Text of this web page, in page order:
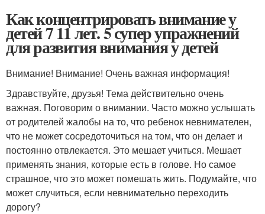
Как концентрировать внимание у
детей 7 11 лет. 5 супер упражнений
для развития внимания у детей
Внимание! Внимание! Очень важная информация!
Здравствуйте, друзья! Тема действительно очень
важная. Поговорим о внимании. Часто можно услышать
от родителей жалобы на то, что ребенок невнимателен,
что не может сосредоточиться на том, что он делает и
постоянно отвлекается. Это мешает учиться. Мешает
применять знания, которые есть в голове. Но самое
страшное, что это может помешать жить. Подумайте, что
может случиться, если невнимательно переходить
дорогу?